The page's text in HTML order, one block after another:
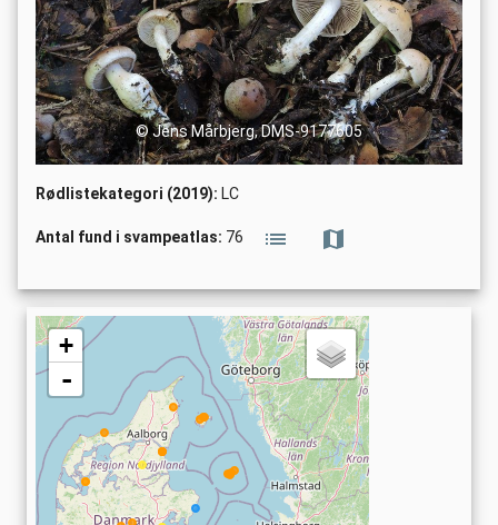
© Jens Mårbjerg, DMS-9177605
Rødlistekategori (2019): LC
Antal fund i svampeatlas: 76
+
-